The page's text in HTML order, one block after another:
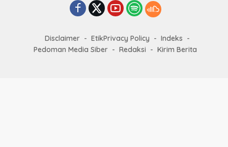
Disclaimer EtikPrivacy Policy
Indeks
Pedoman Media Siber
Redaksi Kirim Berita